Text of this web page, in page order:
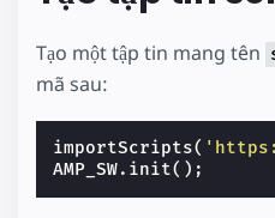
Tạo một tập tin mang tên
mã sau:
importScripts(
AMP_SW. init();